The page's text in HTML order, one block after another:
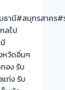
านี#สมุทรสาคร#
ลไป
หวัดอิ่นๆ
อง รับ
ท่ง รับ